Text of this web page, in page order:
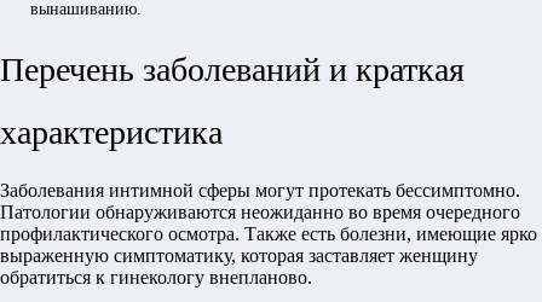
вынашиванию.
Перечень заболеваний и краткая
характеристика
Заболевания интимной сферы могут протекать бессимптомно.
Патологии обнаруживаются неожиданно во время очередного
профилактического осмотра. Также есть болезни, имеющие ярко
выраженную симптоматику, которая заставляет женщину
обратиться к гинекологу внепланово.